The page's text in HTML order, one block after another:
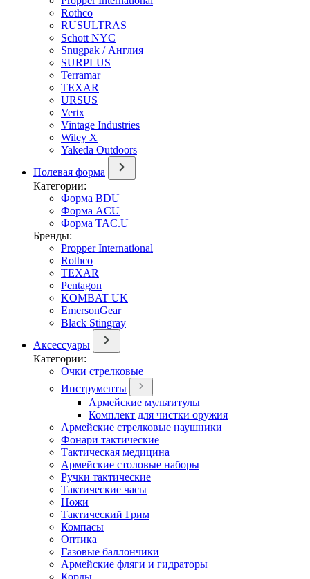
Rothco
RUSULTRAS
Schott NYC
Snugpak / Англия
SURPLUS
Terramar
TEXAR
URSUS
Vertx
Vintage Industries
Wiley X
Yakeda Outdoors
Полевая форма
Категории:
Форма BDU
Форма ACU
Форма TAC.U
Бренды:
Propper International
Rothco
TEXAR
Pentagon
KOMBAT UK
EmersonGear
Black Stingray
Аксессуары
Категории:
Очки стрелковые
Инструменты
Армейские мультитулы
Комплект для чистки оружия
Армейские стрелковые наушники
Фонари тактические
Тактическая медицина
Армейские столовые наборы
Ручки тактические
Тактические часы
Ножи
Тактический Грим
Компасы
Оптика
Газовые баллончики
Армейские фляги и гидраторы
Корды